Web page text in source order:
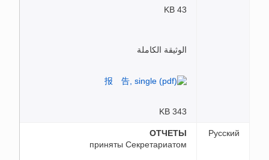
43 KB
الوثيقة الكاملة
343 KB
Русский
ОТЧЕТЫ
приняты Секретариатом